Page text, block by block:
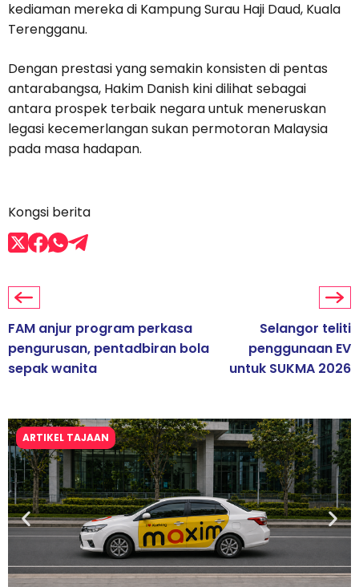
kediaman mereka di Kampung Surau Haji Daud, Kuala
Terengganu.
Dengan prestasi yang semakin konsisten di pentas
antarabangsa, Hakim Danish kini dilihat sebagai
antara prospek terbaik negara untuk meneruskan
legasi kecemerlangan sukan permotoran Malaysia
pada masa hadapan.
Kongsi berita
FAM anjur program perkasa
pengurusan, pentadbiran bola
sepak wanita
Selangor teliti
penggunaan EV
untuk SUKMA 2026
ARTIKEL TAJAAN